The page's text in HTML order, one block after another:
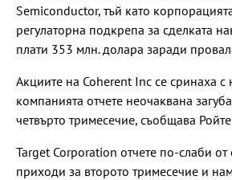
Semiconductor, тъй като
регулаторна подкрепа за сделката
плати 353 млн. долара заради
Акциите на Coherent Inc се сринаха с
компанията отчете неочаквана
четвърто тримесечие, съобщава
Target Corporation отчете по-слаби от
приходи за второто тримесечие и